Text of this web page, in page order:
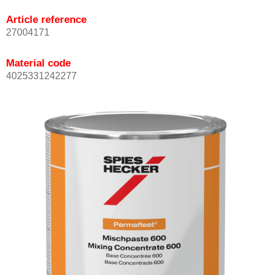
Article reference
27004171
Material code
4025331242277